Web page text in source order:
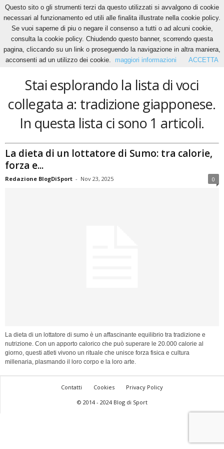
Home Tags Tradizione giapponese
tradizione giapponese
Stai esplorando la lista di voci
collegata a: tradizione giapponese.
In questa lista ci sono 1 articoli.
La dieta di un lottatore di Sumo: tra calorie,
forza e...
Redazione BlogDiSport - Nov 23, 2025 0
La dieta di un lottatore di sumo è un affascinante equilibrio tra tradizione e
nutrizione. Con un apporto calorico che può superare le 20.000 calorie al
giorno, questi atleti vivono un rituale che unisce forza fisica e cultura
millenaria, plasmando il loro corpo e la loro arte.
Contatti Cookies
Privacy Policy
© 2014 - 2024 Blog di Sport
Questo sito o gli strumenti terzi da questo utilizzati si avvalgono di cookie
necessari al funzionamento ed utili alle finalita illustrate nella cookie policy.
Se vuoi saperne di piu o negare il consenso a tutti o ad alcuni cookie,
consulta la cookie policy. Chiudendo questo banner, scorrendo questa
pagina, cliccando su un link o proseguendo la navigazione in altra maniera,
acconsenti ad un utilizzo dei cookie.
maggiori informazioni ACCETTA